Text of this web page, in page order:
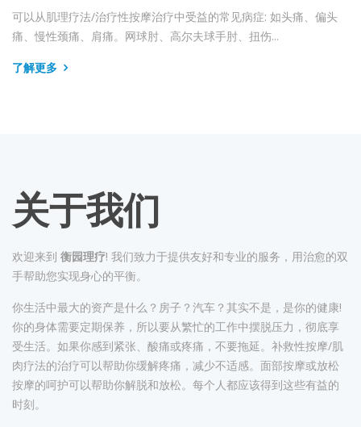
可以从肌理疗法/治疗性按摩治疗中受益的常见病症: 如头痛、偏头
痛、慢性颈痛、肩痛。网球肘、高尔夫球手肘、扭伤...
了解更多
关于我们
欢迎来到 衡园理疗! 我们致力于提供友好和专业的服务，用治愈的双
手帮助您实现身心的平衡。
你生活中最大的资产是什么？房子？汽车？其实不是，是你的健康!
你的身体需要定期保养，所以要从繁忙的工作中摆脱压力，彻底享
受生活。如果你感到紧张、酸痛或疼痛，不要拖延。补救性按摩/肌
肉疗法的治疗可以帮助你缓解疼痛，减少不适感。面部按摩或放松
按摩的呵护可以帮助你解脱和放松。每个人都应该得到这些有益的
时刻。